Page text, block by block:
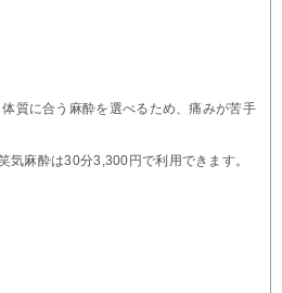
質に合う麻酔を選べるため、痛みが苦手
気麻酔は30分3,300円で利用できます。